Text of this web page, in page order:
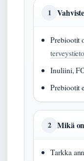
1
Prebiootit
Inuliini,
Prebiootit
2 Mikä
Tarkka